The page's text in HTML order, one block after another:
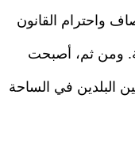
واحترام القانون
ومن ثم، أصبحت
البلدين في الساحة